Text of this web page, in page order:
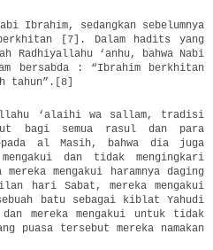
Ibrahim, sedangkan sebelumnya
[7]. Dalam hadits yang
Radhiyallahu ‘anhu, bahwa Nabi
bersabda : “Ibrahim berkhitan
tahun”.[8]
‘alaihi wa sallam, tradisi
bagi semua rasul dan para
al Masih, bahwa dia juga
dan tidak mengingkari
mengakui haramnya daging
hari Sabat, mereka mengakui
batu sebagai kiblat Yahudi
mereka mengakui untuk tidak
puasa tersebut mereka namakan